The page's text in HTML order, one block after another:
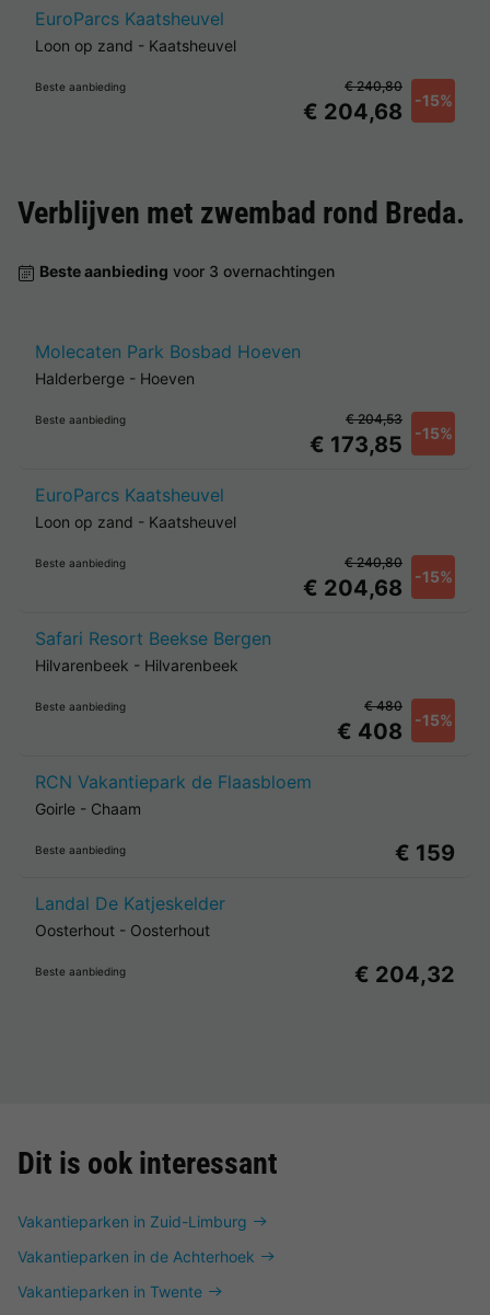
EuroParcs Kaatsheuvel
Loon op zand - Kaatsheuvel
Beste aanbieding
€ 204,68 -15%
€ 240,80
Verblijven met zwembad rond Breda.
Beste aanbieding voor 3 overnachtingen
Molecaten Park Bosbad Hoeven
Halderberge - Hoeven
Beste aanbieding
€ 173,85 -15%
€ 204,53
EuroParcs Kaatsheuvel
Loon op zand - Kaatsheuvel
Beste aanbieding
€ 204,68 -15%
€ 240,80
Safari Resort Beekse Bergen
Hilvarenbeek - Hilvarenbeek
Beste aanbieding
€ 408 -15%
€ 480
RCN Vakantiepark de Flaasbloem
Goirle - Chaam
Beste aanbieding € 159
Landal De Katjeskelder
Oosterhout - Oosterhout
Beste aanbieding € 204,32
Dit is ook interessant
Vakantieparken in Zuid-Limburg
Vakantieparken in de Achterhoek
Vakantieparken in Twente